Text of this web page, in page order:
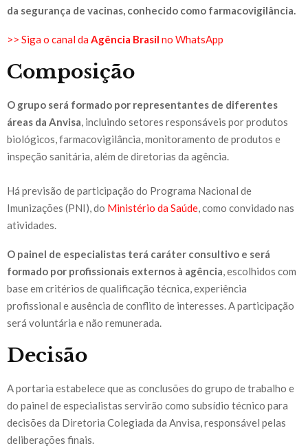
da segurança de vacinas, conhecido como farmacovigilância.
>> Siga o canal da Agência Brasil no WhatsApp
Composição
O grupo será formado por representantes de diferentes
áreas da Anvisa , incluindo setores responsáveis por produtos
biológicos, farmacovigilância, monitoramento de produtos e
inspeção sanitária, além de diretorias da agência.
Há previsão de participação do Programa Nacional de
Imunizações (PNI), do Ministério da Saúde , como convidado nas
atividades.
O painel de especialistas terá caráter consultivo e será
formado por profissionais externos à agência , escolhidos com
base em critérios de qualificação técnica, experiência
profissional e ausência de conflito de interesses. A participação
será voluntária e não remunerada.
Decisão
A portaria estabelece que as conclusões do grupo de trabalho e
do painel de especialistas servirão como subsídio técnico para
decisões da Diretoria Colegiada da Anvisa, responsável pelas
deliberações finais.